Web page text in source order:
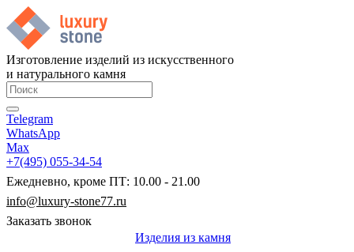
Изготовление изделий из искусственного
и натурального камня
Telegram
WhatsApp
Max
+7(495) 055-34-54
Ежедневно, кроме ПТ: 10.00 - 21.00
info@luxury-stone77.ru
Заказать звонок
Изделия из камня